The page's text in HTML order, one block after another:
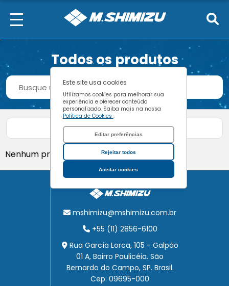
Este site usa cookies
Utilizamos cookies para melhorar sua
experiência e oferecer conteúdo
personalizado. Saiba mais na nossa
Política de Cookies .
Editar preferências
Rejeitar todos
Aceitar cookies
Todos os produtos
Procurar
Filtrar produtos
Nenhum produto encontrado.
mshimizu@mshimizu.com.br
+55 (11) 2856-6100
Rua García Lorca, 105 - Galpão
01 A, Bairro Paulicéia. São
Bernardo do Campo, SP. Brasil.
Cep: 09695-000